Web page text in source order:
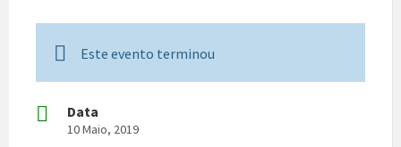
Este evento terminou
Data
10 Maio, 2019